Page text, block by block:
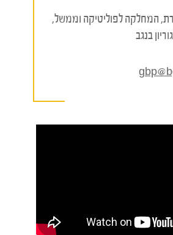
המחלקה לפוליטיקה וממשל,
בנגב